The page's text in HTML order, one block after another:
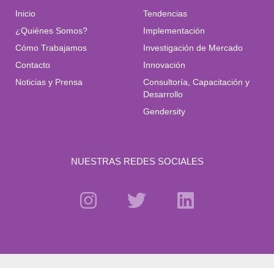
Inicio
¿Quiénes Somos?
Cómo Trabajamos
Contacto
Noticias y Prensa
Tendencias
Implementación
Investigación de Mercado
Innovación
Consultoría, Capacitación y
Desarrollo
Gendersity
NUESTRAS REDES SOCIALES